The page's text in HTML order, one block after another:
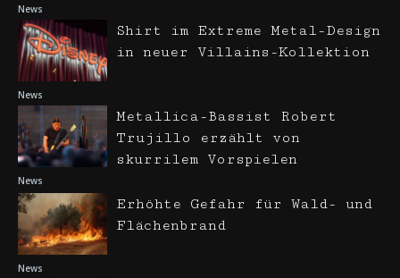
News
News
Shirt im Extreme Metal-Design
in neuer Villains-Kollektion
News
Metallica-Bassist Robert
Trujillo erzählt von
skurrilem Vorspielen
News
Erhöhte Gefahr für Wald- und
Flächenbrand